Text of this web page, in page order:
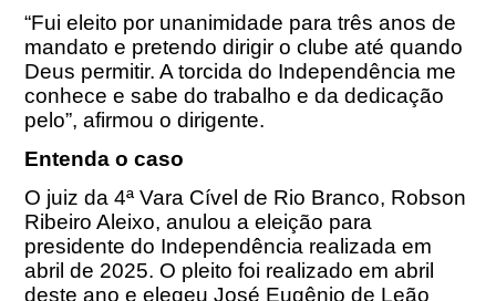
“Fui eleito por unanimidade para três anos de
mandato e pretendo dirigir o clube até quando
Deus permitir. A torcida do Independência me
conhece e sabe do trabalho e da dedicação
pelo”, afirmou o dirigente.
Entenda o caso
O juiz da 4ª Vara Cível de Rio Branco, Robson
Ribeiro Aleixo, anulou a eleição para
presidente do Independência realizada em
abril de 2025. O pleito foi realizado em abril
deste ano e elegeu José Eugênio de Leão